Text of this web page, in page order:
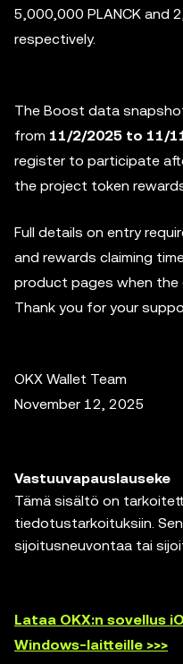
5,000,000 PLANCK and
respectively.
The Boost data
from 11/2/2025 to 11/
register to participate
the project token
Full details on entry
and rewards claiming
product pages when the
Thank you for your
OKX Wallet Team
November 12, 2025
Vastuuvapauslauseke
Tämä sisältö on
tiedotustarkoituksiin.
sijoitusneuvontaa tai
kehotusta tai
kirjanpidollista,
vakaakolikot ja NFT:t,
Lataa OKX:n sovellus
Windows-laitteille >>>